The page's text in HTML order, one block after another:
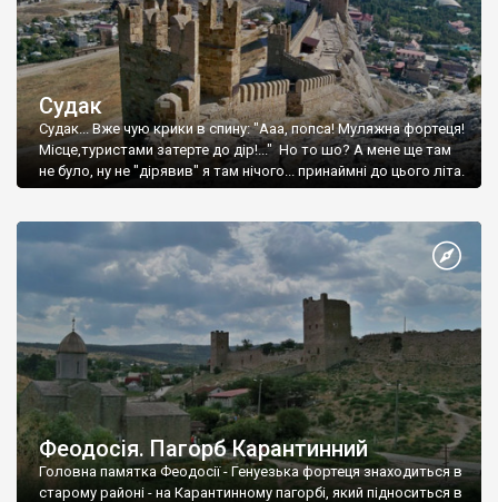
Судак
Судак... Вже чую крики в спину: "Ааа, попса! Муляжна фортеця!
Місце,туристами затерте до дір!..." Но то шо? А мене ще там
не було, ну не "дірявив" я там нічого... принаймні до цього літа.
Феодосія. Пагорб Карантинний
Головна памятка Феодосії - Генуезька фортеця знаходиться в
старому районі - на Карантинному пагорбі, який підноситься в